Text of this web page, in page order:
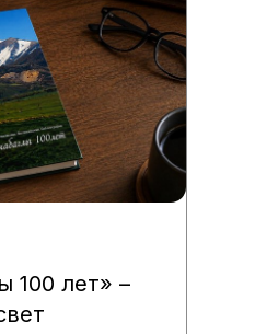
100 лет» –